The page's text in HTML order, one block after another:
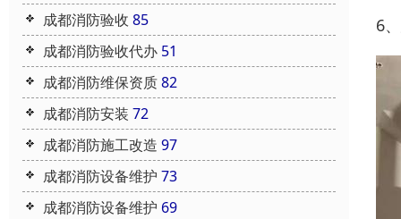
成都消防验收 85
成都消防验收代办 51
成都消防维保资质82
成都消防安装 72
成都消防施工改造 97
成都消防设备维护 73
成都消防设备维护 69
6